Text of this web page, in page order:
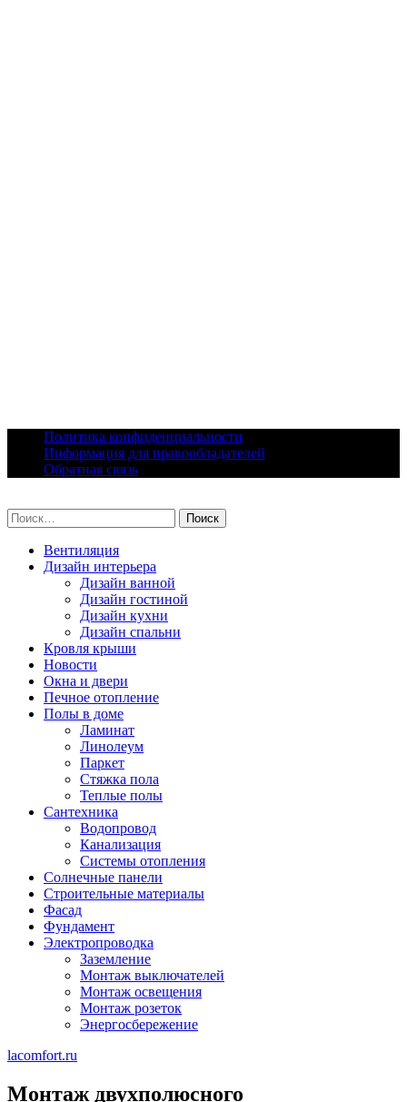
content
Политика конфиденциальности
Информация для правообладателей
Обратная связь
Найти:
Вентиляция
Дизайн интерьера
Дизайн ванной
Дизайн гостиной
Дизайн кухни
Дизайн спальни
Кровля крыши
Новости
Окна и двери
Печное отопление
Полы в доме
Ламинат
Линолеум
Паркет
Стяжка пола
Теплые полы
Сантехника
Водопровод
Канализация
Системы отопления
Солнечные панели
Строительные материалы
Фасад
Фундамент
Электропроводка
Заземление
Монтаж выключателей
Монтаж освещения
Монтаж розеток
Энергосбережение
lacomfort.ru
Монтаж двухполюсного